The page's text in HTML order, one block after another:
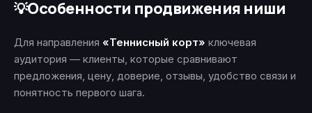
💡Особенности продвижения ниши
Для направления «Теннисный корт» ключевая
аудитория — клиенты, которые сравнивают
предложения, цену, доверие, отзывы, удобство связи и
понятность первого шага.